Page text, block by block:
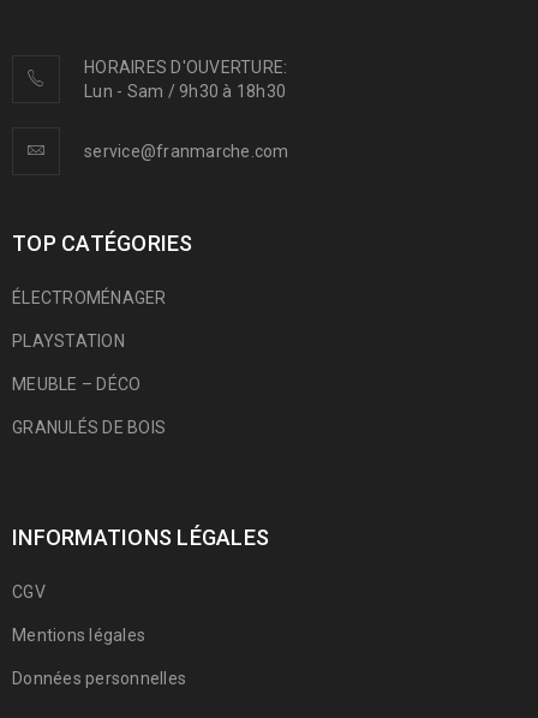
HORAIRES D'OUVERTURE:
Lun - Sam / 9h30 à 18h30
service@franmarche.com
TOP CATÉGORIES
ÉLECTROMÉNAGER
PLAYSTATION
MEUBLE – DÉCO
GRANULÉS DE BOIS
INFORMATIONS LÉGALES
CGV
Mentions légales
Données personnelles